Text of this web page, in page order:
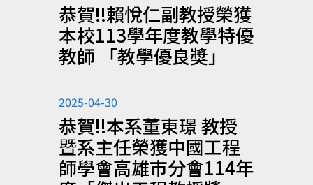
恭賀!!賴悅仁副教授榮獲
本校113學年度教學特優
教師 「教學優良獎」
2025-04-30
恭賀!!本系董東璟 教授
暨系主任榮獲中國工程
師學會高雄市分會114年